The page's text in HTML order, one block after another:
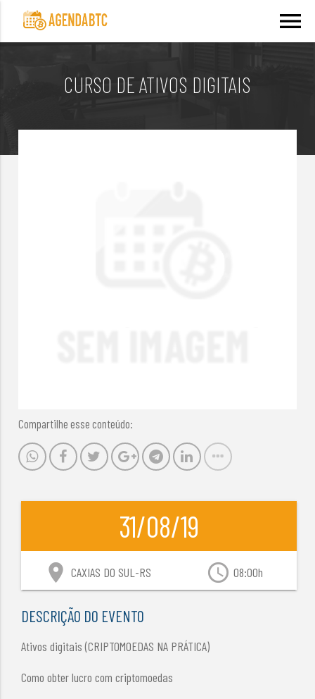
menu
CURSO DE ATIVOS DIGITAIS
Compartilhe esse conteúdo:
31/08/19
access_time 08:00h
location_on CAXIAS DO SUL-RS
DESCRIÇÃO DO EVENTO
Ativos digitais (CRIPTOMOEDAS NA PRÁTICA)
Como obter lucro com criptomoedas